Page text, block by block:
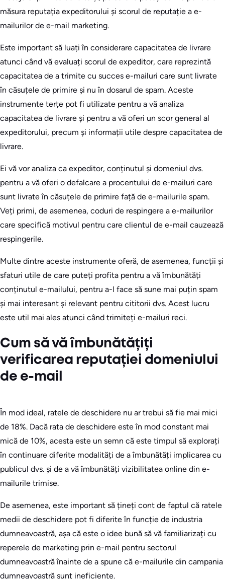
măsura reputația expeditorului și scorul de reputație a e-
mailurilor de e-mail marketing.
Este important să luați în considerare capacitatea de livrare
atunci când vă evaluați scorul de expeditor, care reprezintă
capacitatea de a trimite cu succes e-mailuri care sunt livrate
în căsuțele de primire și nu în dosarul de spam. Aceste
instrumente terțe pot fi utilizate pentru a vă analiza
capacitatea de livrare și pentru a vă oferi un scor general al
expeditorului, precum și informații utile despre capacitatea de
livrare.
Ei vă vor analiza ca expeditor, conținutul și domeniul dvs.
pentru a vă oferi o defalcare a procentului de e-mailuri care
sunt livrate în căsuțele de primire față de e-mailurile spam.
Veți primi, de asemenea, coduri de respingere a e-mailurilor
care specifică motivul pentru care clientul de e-mail cauzează
respingerile.
Multe dintre aceste instrumente oferă, de asemenea, funcții și
sfaturi utile de care puteți profita pentru a vă îmbunătăți
conținutul e-mailului, pentru a-l face să sune mai puțin spam
și mai interesant și relevant pentru cititorii dvs. Acest lucru
este util mai ales atunci când trimiteți e-mailuri reci.
Cum să vă îmbunătățiți
verificarea reputației domeniului
de e-mail
În mod ideal, ratele de deschidere nu ar trebui să fie mai mici
de 18%. Dacă rata de deschidere este în mod constant mai
mică de 10%, acesta este un semn că este timpul să explorați
în continuare diferite modalități de a îmbunătăți implicarea cu
publicul dvs. și de a vă îmbunătăți vizibilitatea online din e-
mailurile trimise.
De asemenea, este important să țineți cont de faptul că ratele
medii de deschidere pot fi diferite în funcție de industria
dumneavoastră, așa că este o idee bună să vă familiarizați cu
reperele de marketing prin e-mail pentru sectorul
dumneavoastră înainte de a spune că e-mailurile din campania
dumneavoastră sunt ineficiente.